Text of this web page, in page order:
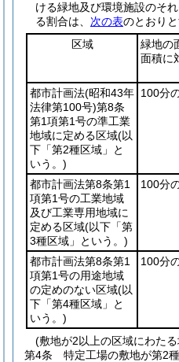
ける緑地及び環境施設のそ
る割合は、 次の表のとおりと
区域
緑地の
面積に
都市計画法(昭和43年
法律第100号)第8条
第1項第1号の準工業
地域に定める区域(以
下「第2種区域」と
いう。)
100分
都市計画法第8条第1
項第1号の工業地域
及び工業専用地域に
定める区域(以下「第
3種区域」という。)
100分
都市計画法第8条第1
項第1号の用途地域
の定めのない区域(以
下「第4種区域」と
いう。)
100分
(敷地が2以上の区域にわた
第4条
特定工場の敷地が第2